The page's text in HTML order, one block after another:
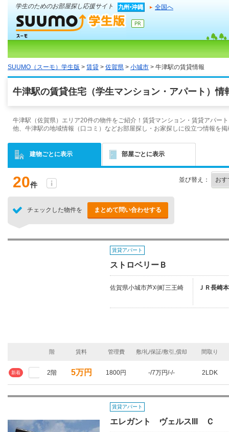
学生のためのお部屋探し応援サイト 全国へ
SUUMO（スーモ）学生版 > 賃貸 > 佐賀県 > 小城市 > 牛津駅の賃貸情報
牛津駅の賃貸住宅（学生マンション・アパート）情
牛津駅（佐賀県）エリア20件の物件をご紹介！賃貸マンション・賃貸アパー
他、牛津駅の地域情報（口コミ）などお部屋探し・お家探しに役立つ情報を
建物ごとに表示 部屋ごとに表示
20件
並び替え：
チェックした物件を まとめて問い合わせする
賃貸アパート
ストロベリーＢ
佐賀県小城市芦刈町三王崎 ＪＲ長崎
階 賃料 管理費 敷/礼/保証/敷引,償却 間取り
新着 2階 5万円 1800円 -/7万円/-/- 2LDK
賃貸アパート
エレガント ヴェルスIII Ｃ